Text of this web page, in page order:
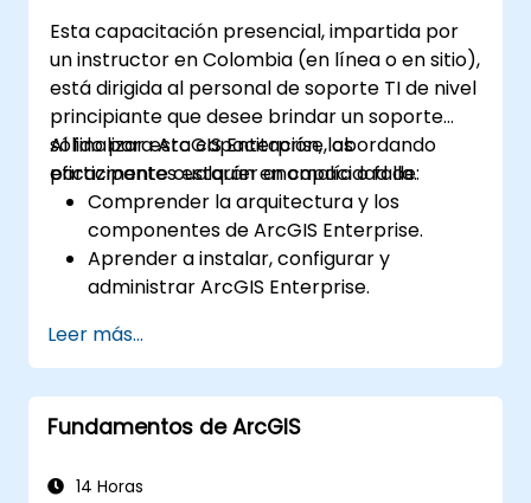
Esta capacitación presencial, impartida por
un instructor en Colombia (en línea o en sitio),
está dirigida al personal de soporte TI de nivel
principiante que desee brindar un soporte
sólido para ArcGIS Enterprise, abordando
eficazmente cualquier anomalía o falla.
Al finalizar esta capacitación, los
participantes estarán en capacidad de:
Comprender la arquitectura y los
componentes de ArcGIS Enterprise.
Aprender a instalar, configurar y
administrar ArcGIS Enterprise.
resolver problemas comunes.
Desarrollar competencia en el monitoreo
y mantenimiento de entornos de ArcGIS
Enterprise.
recuperación y optimización del
Leer más...
Fundamentos de ArcGIS
14 Horas